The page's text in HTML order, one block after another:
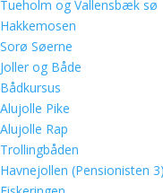
Tueholm og Vallensbæk sø
Hakkemosen
Sorø Søerne
Joller og Både
Bådkursus
Alujolle Pike
Alujolle Rap
Trollingbåden
Havnejollen (Pensionisten 3)